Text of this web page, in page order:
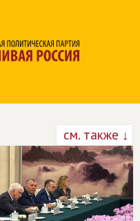
см. также ↓